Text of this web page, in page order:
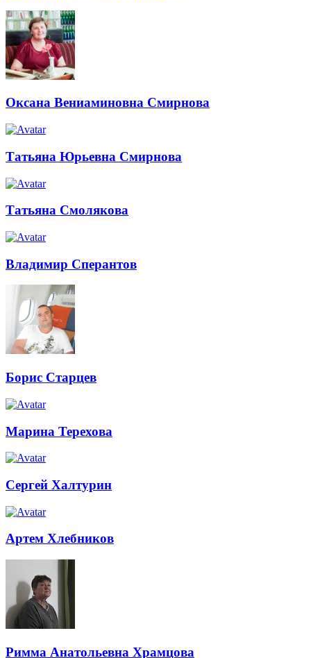
Оксана Вениаминовна Смирнова
Татьяна Юрьевна Смирнова
Татьяна Смолякова
Владимир Сперантов
Борис Старцев
Марина Терехова
Сергей Халтурин
Артем Хлебников
Римма Анатольевна Храмцова